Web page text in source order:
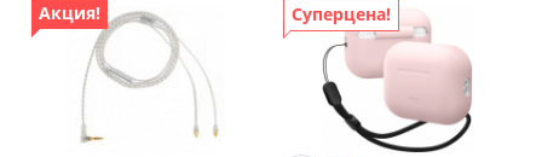
Акция! Суперцена!